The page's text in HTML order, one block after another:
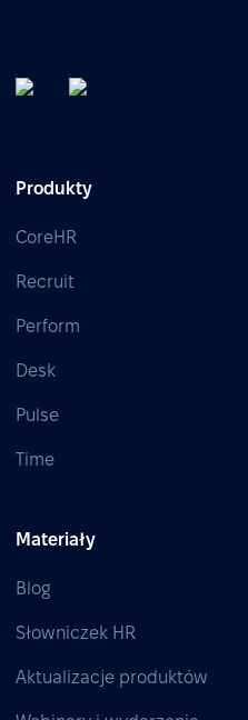
Produkty
CoreHR
Recruit
Perform
Desk
Pulse
Time
Materiały
Blog
Słowniczek HR
Aktualizacje produktów